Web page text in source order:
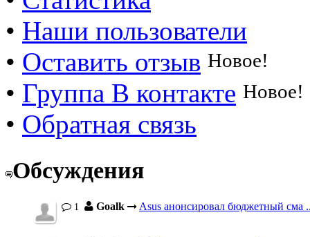
• Наши пользователи
• Оставить отзыв Новое!
• Группа В контакте Новое!
• Обратная связь
Обсуждения
1 Goalk Asus анонсировал бюджетный сма